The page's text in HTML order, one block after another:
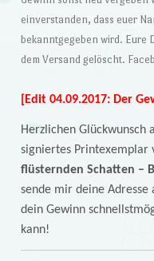
einverstanden, dass euer
bekanntgegeben wird. Eure
dem Versand gelöscht.
[Edit 04.09.2017: Der
Herzlichen Glückwunsch
signiertes Printexemplar
flüsternden Schatten –
sende mir deine
dein Gewinn
kann!